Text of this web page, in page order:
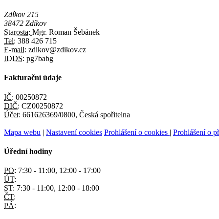
Zdíkov 215
38472 Zdíkov
Starosta: Mgr. Roman Šebánek
Tel: 388 426 715
E-mail: zdikov@zdikov.cz
IDDS: pg7babg
Fakturační údaje
IČ: 00250872
DIČ: CZ00250872
Účet: 661626369/0800, Česká spořitelna
Mapa webu | Nastavení cookies Prohlášení o cookies | Prohlášení o
Úřední hodiny
PO: 7:30 - 11:00, 12:00 - 17:00
ÚT:
ST: 7:30 - 11:00, 12:00 - 18:00
ČT:
PÁ: